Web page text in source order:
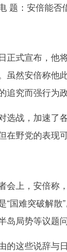
：安倍能否
式宣布，他
虽然安倍称他
究而强行为政
战，加速了
野党的表现
上，安倍称，
“国难突破解
局势等议题问
这些说辞与